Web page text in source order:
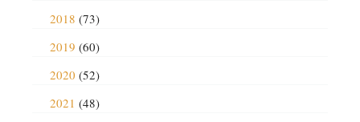
2018 (73)
2019 (60)
2020 (52)
2021 (48)